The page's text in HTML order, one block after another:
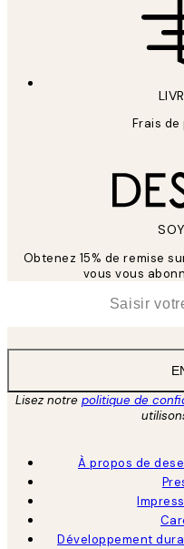
Frais
Obtenez 15% de remise
vous vous
Lisez notre politique de
À propos de
Développement